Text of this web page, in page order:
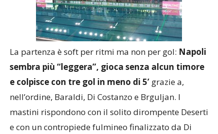
La partenza è soft per ritmi ma non per gol: Napoli
sembra più “leggera”, gioca senza alcun timore
e colpisce con tre gol in meno di 5’ grazie a,
nell’ordine, Baraldi, Di Costanzo e Brguljan. I
mastini rispondono con il solito dirompente Deserti
e con un contropiede fulmineo finalizzato da Di